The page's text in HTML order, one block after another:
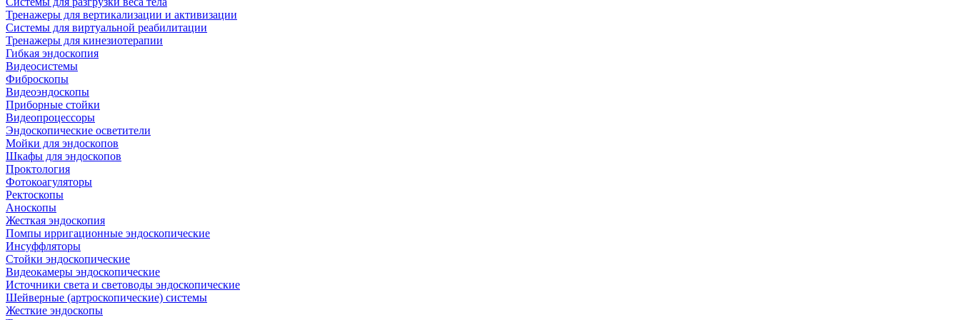
Тренажеры для вертикализации и активизации
Системы для виртуальной реабилитации
Тренажеры для кинезиотерапии
Гибкая эндоскопия
Видеосистемы
Фиброскопы
Видеоэндоскопы
Приборные стойки
Видеопроцессоры
Эндоскопические осветители
Мойки для эндоскопов
Шкафы для эндоскопов
Проктология
Фотокоагуляторы
Ректоскопы
Аноскопы
Жесткая эндоскопия
Помпы ирригационные эндоскопические
Инсуффляторы
Стойки эндоскопические
Видеокамеры эндоскопические
Источники света и световоды эндоскопические
Шейверные (артроскопические) системы
Жесткие эндоскопы